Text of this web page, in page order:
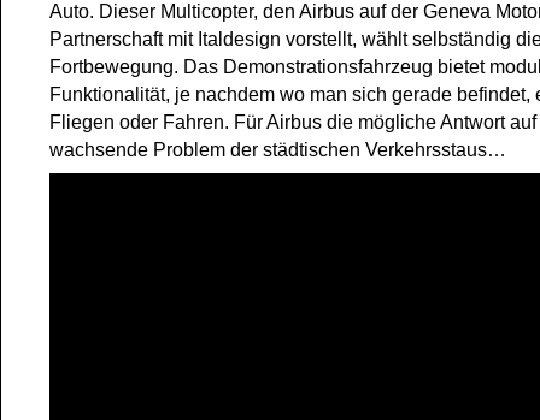
Auto. Dieser Multicopter, den Airbus auf der Geneva
Partnerschaft mit Italdesign vorstellt, wählt selbständig
Fortbewegung. Das Demonstrationsfahrzeug bietet
Funktionalität, je nachdem wo man sich gerade befindet,
Fliegen oder Fahren. Für Airbus die mögliche Antwort
wachsende Problem der städtischen Verkehrsstaus…